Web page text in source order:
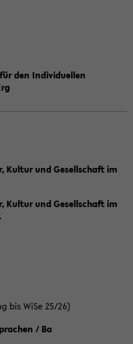
den Individuellen
Kultur und Gesellschaft im
Kultur und Gesellschaft im
bis WiSe 25/26)
/ Ba